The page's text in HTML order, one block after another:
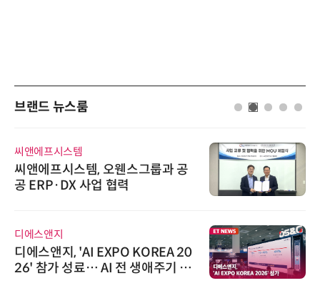
브랜드 뉴스룸
'자동화 산업의 새로운 가능성'…
인아그룹 전국 7개 도시 세미나 페
시놀로지, SK네트웍스서비스와 영
상 보안 카메라 국내 독점 판매 파